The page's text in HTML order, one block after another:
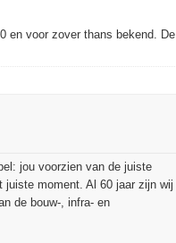
en voor zover thans bekend. De
jou voorzien van de juiste
juiste moment. Al 60 jaar zijn wij
de bouw-, infra- en